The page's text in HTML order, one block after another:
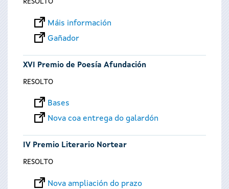
RESOLTO
Máis información
Gañador
XVI Premio de Poesía Afundación
RESOLTO
Bases
Nova coa entrega do galardón
IV Premio Literario Nortear
RESOLTO
Nova ampliación do prazo